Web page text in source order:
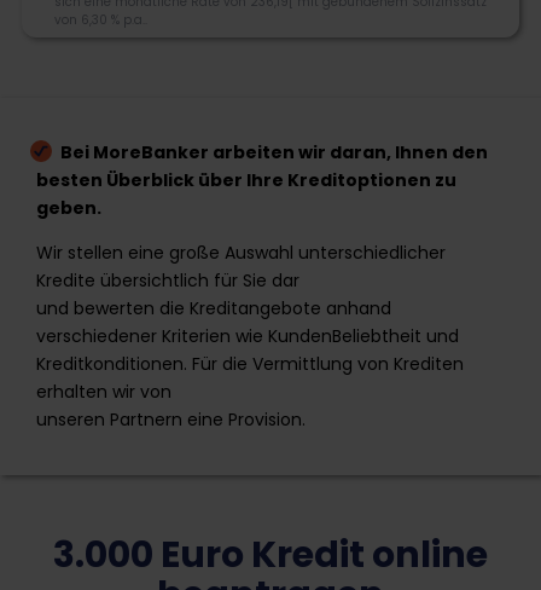
realistische Konditionen und Rahmenbedingungen,
030 60985721
info@credicom.de
von 6,30 % p.a..
Morebanker Bewertung
Kreditangebot
Flexibilität
Schnelligkeit
Netkredit24 ist ein finnischer Kreditvergleichsdienst
mit Sitz in Berlin, der Ihnen bei der Suche nach einem
Bei MoreBanker arbeiten wir daran, Ihnen den
besten Überblick über Ihre Kreditoptionen zu
geben.
Wir stellen eine große Auswahl unterschiedlicher
Kredite übersichtlich für Sie dar
und bewerten die Kreditangebote anhand
verschiedener Kriterien wie KundenBeliebtheit und
Kreditkonditionen. Für die Vermittlung von Krediten
erhalten wir von
unseren Partnern eine Provision.
3.000 Euro Kredit online